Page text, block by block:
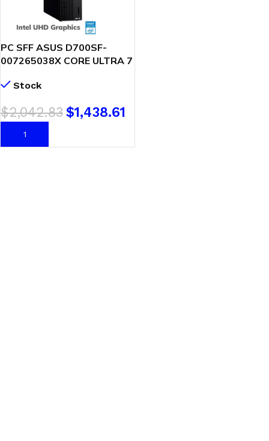
PC SFF ASUS D700SF-
007265038X CORE ULTRA 7
WINDOWS 11 PRO
Stock
$2,042.83$1,438.61
AÑADIR AL CARRITO